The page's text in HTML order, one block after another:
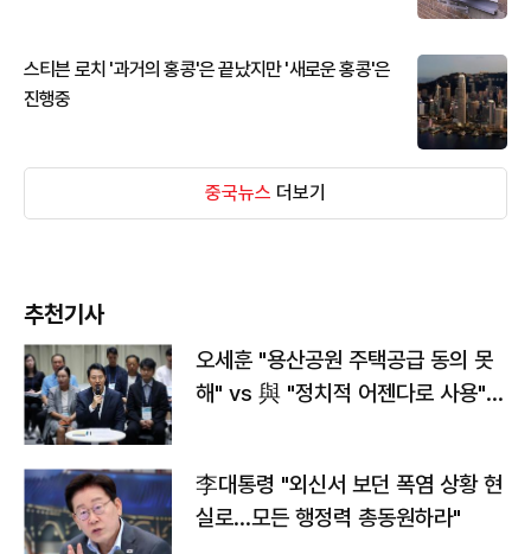
스티븐 로치 '과거의 홍콩'은 끝났지만 '새로운 홍콩'은
진행중
중국뉴스 더보기
추천기사
오세훈 "용산공원 주택공급 동의 못
해" vs 與 "정치적 어젠다로 사용"
李대통령 "외신서 보던 폭염 상황 현
실로…모든 행정력 총동원하라"